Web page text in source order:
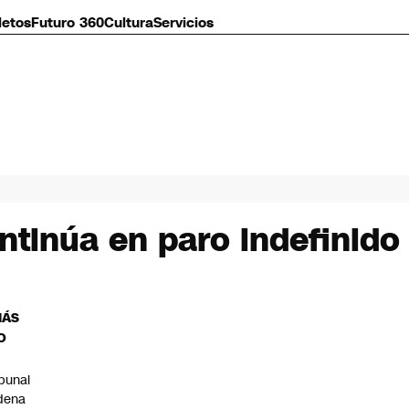
Futuro 360CulturaServicios
en paro